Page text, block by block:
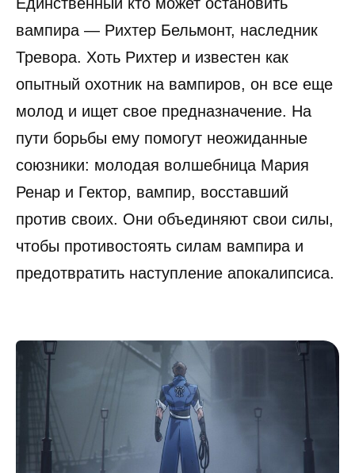
вампира — Рихтер Бельмонт, наследник
Тревора. Хоть Рихтер и известен как
опытный охотник на вампиров, он все еще
молод и ищет свое предназначение. На
пути борьбы ему помогут неожиданные
союзники: молодая волшебница Мария
Ренар и Гектор, вампир, восставший
против своих. Они объединяют свои силы,
чтобы противостоять силам вампира и
предотвратить наступление апокалипсиса.